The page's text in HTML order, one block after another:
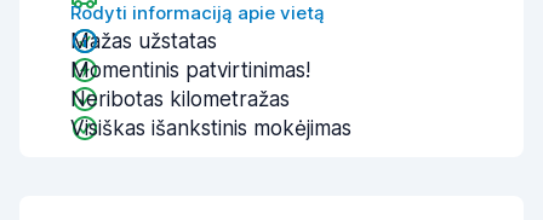
Rodyti informaciją apie vietą
Mažas užstatas
Momentinis patvirtinimas!
Neribotas kilometražas
Visiškas išankstinis mokėjimas